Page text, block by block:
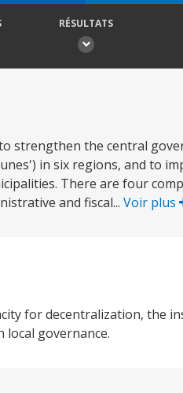
RÉSULTATS
strengthen the central
in six regions, and to
There are four
and fiscal... Voir plus
for decentralization, the
local governance.